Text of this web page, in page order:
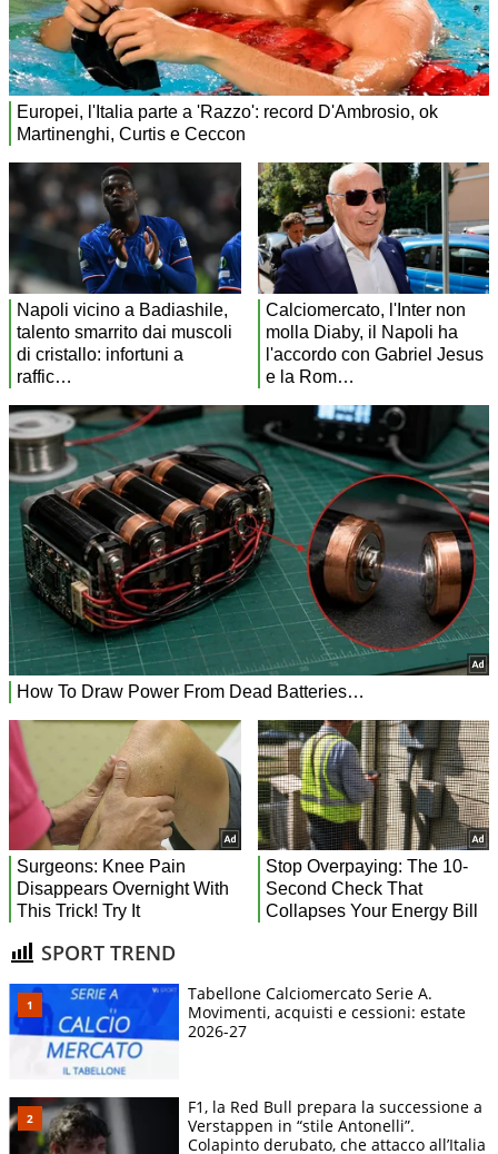
SPORT TREND
Tabellone Calciomercato Serie A.
Movimenti, acquisti e cessioni: estate
2026-27
F1, la Red Bull prepara la successione a
Verstappen in “stile Antonelli”.
Colapinto derubato, che attacco all’Italia